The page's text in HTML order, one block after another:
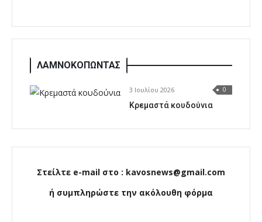
ΛΑΜΝΟΚΟΠΩΝΤΑΣ
3 Ιουλίου 2026 0
Κρεμαστά κουδούνια
Στείλτε e-mail στο : kavosnews@gmail.com
ή συμπληρώστε την ακόλουθη φόρμα